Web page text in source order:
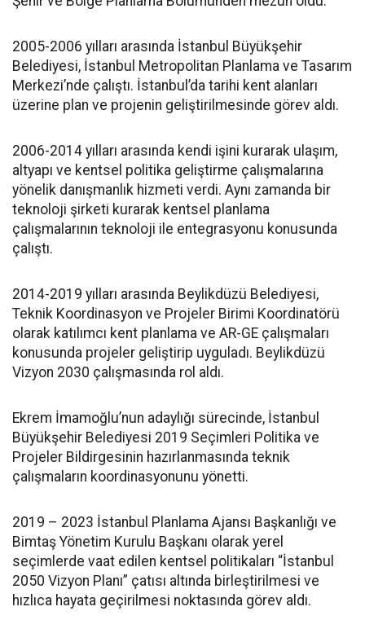
2005-2006 yılları arasında İstanbul Büyükşehir
Belediyesi, İstanbul Metropolitan Planlama ve Tasarım
Merkezi’nde çalıştı. İstanbul’da tarihi kent alanları
üzerine plan ve projenin geliştirilmesinde görev aldı.
2006-2014 yılları arasında kendi işini kurarak ulaşım,
altyapı ve kentsel politika geliştirme çalışmalarına
yönelik danışmanlık hizmeti verdi. Aynı zamanda bir
teknoloji şirketi kurarak kentsel planlama
çalışmalarının teknoloji ile entegrasyonu konusunda
çalıştı.
2014-2019 yılları arasında Beylikdüzü Belediyesi,
Teknik Koordinasyon ve Projeler Birimi Koordinatörü
olarak katılımcı kent planlama ve AR-GE çalışmaları
konusunda projeler geliştirip uyguladı. Beylikdüzü
Vizyon 2030 çalışmasında rol aldı.
Ekrem İmamoğlu’nun adaylığı sürecinde, İstanbul
Büyükşehir Belediyesi 2019 Seçimleri Politika ve
Projeler Bildirgesinin hazırlanmasında teknik
çalışmaların koordinasyonunu yönetti.
2019 – 2023 İstanbul Planlama Ajansı Başkanlığı ve
Bimtaş Yönetim Kurulu Başkanı olarak yerel
seçimlerde vaat edilen kentsel politikaları “İstanbul
2050 Vizyon Planı” çatısı altında birleştirilmesi ve
hızlıca hayata geçirilmesi noktasında görev aldı.